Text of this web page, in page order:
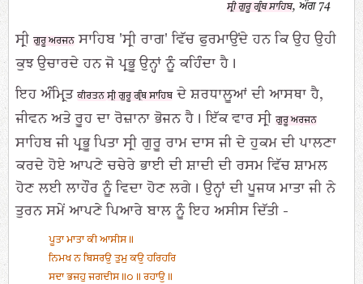
ਸ੍ਰੀ ਗੁਰੂ ਗ੍ਰੰਥ ਸਾਹਿਬ, ਅੰਗ 74
ਸ੍ਰੀਗੁਰੂ ਅਰਜਨ ਸਾਹਿਬ 'ਸ੍ਰੀ ਰਾਗ' ਵਿੱਚ ਫੁਰਮਾਉਂਦੇ ਹਨ ਕਿ ਉਹ ਉਹੀ
ਕੁਝ ਉਚਾਰਦੇ ਹਨ ਜੋ ਪ੍ਰਭੂ ਉਨ੍ਹਾਂ ਨੂੰ ਕਹਿੰਦਾ ਹੈ।
ਇਹ ਅੰਮ੍ਰਿਤਕੀਰਤਨਸ੍ਰੀ ਗੁਰੂ ਗ੍ਰੰਥ ਸਾਹਿਬ ਦੇ ਸ਼ਰਧਾਲੂਆਂ ਦੀ ਆਸਥਾ ਹੈ,
ਜੀਵਨ ਅਤੇ ਰੂਹ ਦਾ ਰੋਜ਼ਾਨਾ ਭੋਜਨ ਹੈ। ਇੱਕ ਵਾਰ ਸ੍ਰੀਗੁਰੂ ਅਰਜਨ
ਸਾਹਿਬ ਜੀ ਪ੍ਰਭੂ ਪਿਤਾ ਸ੍ਰੀ ਗੁਰੂ ਰਾਮ ਦਾਸ ਜੀ ਦੇ ਹੁਕਮ ਦੀ ਪਾਲਣਾ
ਕਰਦੇ ਹੋਏ ਆਪਣੇ ਚਚੇਰੇ ਭਾਈ ਦੀ ਸ਼ਾਦੀ ਦੀ ਰਸਮ ਵਿੱਚ ਸ਼ਾਮਲ
ਹੋਣ ਲਈ ਲਾਹੌਰ ਨੂੰ ਵਿਦਾ ਹੋਣ ਲਗੇ। ਉਨ੍ਹਾਂ ਦੀ ਪੂਜਯ ਮਾਤਾ ਜੀ ਨੇ
ਤੁਰਨ ਸਮੇਂ ਆਪਣੇ ਪਿਆਰੇ ਬਾਲ ਨੂੰ ਇਹ ਅਸੀਸ ਦਿੱਤੀ -
ਪੂਤਾ ਮਾਤਾ ਕੀ ਆਸੀਸ॥
ਨਿਮਖ ਨ ਬਿਸਰਉ ਤੁਮੁ ਕਉ ਹਰਿਹਰਿ
ਸਦਾ ਭਜਹੁ ਜਗਦੀਸ॥੦॥ ਰਹਾਉ॥